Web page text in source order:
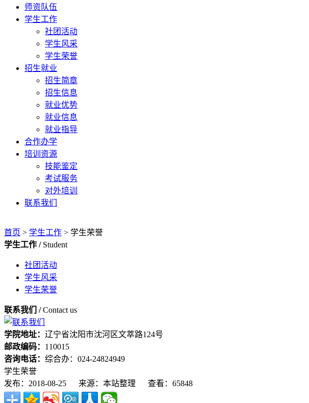
师资队伍
学生工作
社团活动
学生风采
学生荣誉
招生就业
招生简章
招生信息
就业优势
就业信息
就业指导
合作办学
培训资源
技能鉴定
考试服务
对外培训
联系我们
首页 > 学生工作 > 学生荣誉
学生工作 / Student
社团活动
学生风采
学生荣誉
联系我们 /Contact us
学院地址： 辽宁省沈阳市沈河区文萃路124号
邮政编码： 110015
咨询电话： 综合办：024-24824949
学生荣誉
发布：2018-08-25 来源：本站整理 查看：65848